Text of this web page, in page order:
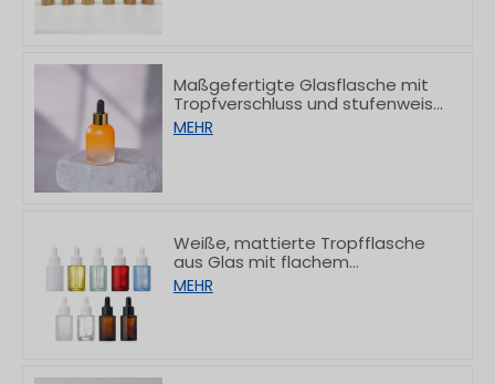
Maßgefertigte Glasflasche mit
Tropfverschluss und stufenweise
verdicktem Boden für Serum, 30
ml
MEHR
Weiße, mattierte Tropfflasche
aus Glas mit flachem
Schulteransatz,
10/30/50/60/80/100 ml
MEHR